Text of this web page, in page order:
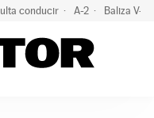
conducir A-2 Baliza V-